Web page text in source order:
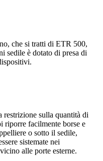
che si tratti di ETR 500,
sedile è dotato di presa di
restrizione sulla quantità di
riporre facilmente borse e
o sotto il sedile,
sistemate nei
alle porte esterne.